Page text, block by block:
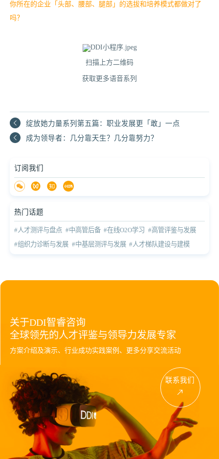
你所在的企业「头部、腰部、腿部」的选拔和培养模式都做对了
吗？
扫描上方二维码
获取更多语音系列
绽放她力量系列第五篇：职业发展更「敢」一点
成为领导者：几分靠天生？几分靠努力？
订阅我们
热门话题
#人才测评与盘点 #中高管后备 #在线O2O学习 #高管评鉴与发展
#组织力诊断与发展 #中基层测评与发展 #人才梯队建设与建模
关于DDI智睿咨询
全球领先的人才评鉴与领导力发展专家
方案介绍及演示、行业成功实践案例、更多分享交流活动
联系我们